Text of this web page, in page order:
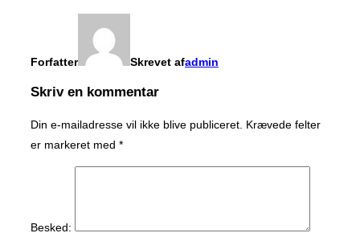
Forfatter Skrevet afadmin
Skriv en kommentar
Din e-mailadresse vil ikke blive publiceret. Krævede felter
er markeret med *
Besked: